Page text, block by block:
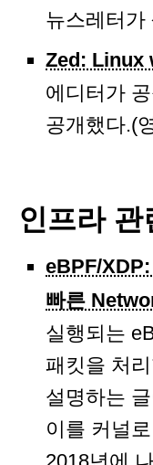
뉴스레터가
Zed: Linux
에디터가
공개했다.(
인프라 관
eBPF/
빠른
실행되는
패킷을 처
설명하는
이를 커널